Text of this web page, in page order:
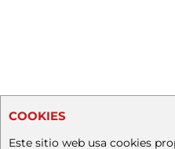
COOKIES
Este sitio web usa cookies